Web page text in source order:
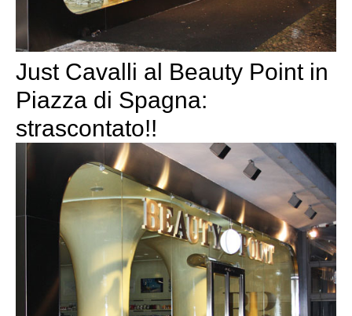
Just Cavalli al Beauty Point in
Piazza di Spagna:
strascontato!!